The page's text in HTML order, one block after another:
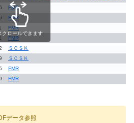
FMR
FMR
FMR
FMR
ＳＣＳＫ
ＳＣＳＫ
FMR
FMR
クロールできます
データ参照